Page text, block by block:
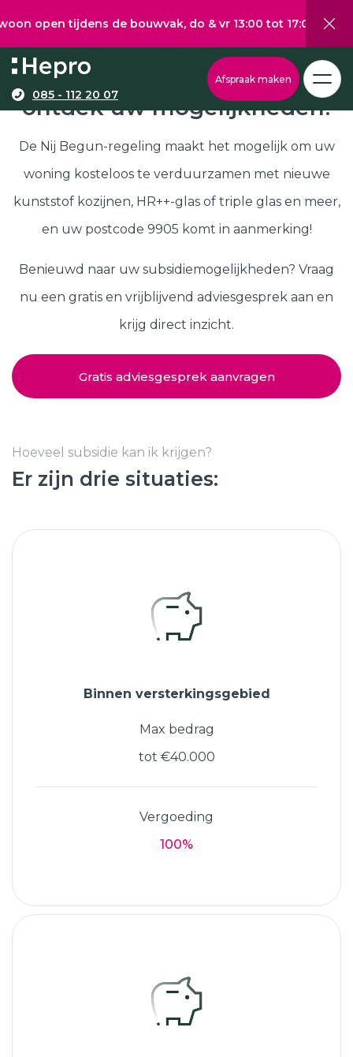
tijdens de bouwvak, do & vr 13:00 tot 17:00, za 10:00
085 - 112 20 07
Afspraak maken
Nij Begun subsidie in 9905,
ontdek uw mogelijkheden!
De Nij Begun-regeling maakt het mogelijk om uw
woning kosteloos te verduurzamen met nieuwe
kunststof kozijnen, HR++-glas of triple glas en meer,
en uw postcode 9905 komt in aanmerking!
Benieuwd naar uw subsidiemogelijkheden? Vraag
nu een gratis en vrijblijvend adviesgesprek aan en
krijg direct inzicht.
Gratis adviesgesprek aanvragen
Hoeveel subsidie kan ik krijgen?
Er zijn drie situaties:
Binnen versterkingsgebied
Max bedrag
tot €40.000
Vergoeding
100%
Wat wilt u graag verduurzamen?
Via onze configurator berekent u eenvoudig een
richtprijs voor uw kunststof kozijnen, -deuren, of
schuifpuien.
Samenstellen
Deuren
Schuifpuien
Kunststof kozijnen
Kunststof deuren
Kunststof schuifpuien
Isolatie
Klantenservice
Hepro
Subsidies
SHOWROOM BEZOEKEN